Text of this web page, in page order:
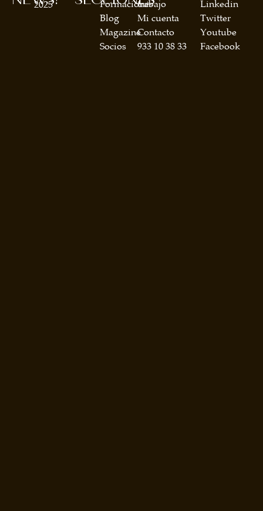
Formaciones
Blog
Magazine
Socios
trabajo
Mi cuenta
Contacto
933 10 38 33
2025
Linkedin
Twitter
Youtube
Facebook